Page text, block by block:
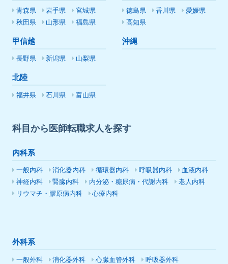
青森県 岩手県
宮城県
秋田県
山形県 福島県
甲信越
長野県 新潟県 山梨県
北陸
福井県 石川県 富山県
徳島県 香川県
愛媛県
高知県
沖縄
科目から医師転職求人を探す
内科系
一般内科 消化器内科 循環器内科 呼吸器内科
血液内科
神経内科
腎臓内科 内分泌・糖尿病・代謝内科
老人内科
リウマチ・膠原病内科
心療内科
外科系
一般外科 消化器外科 心臓血管外科
呼吸器外科